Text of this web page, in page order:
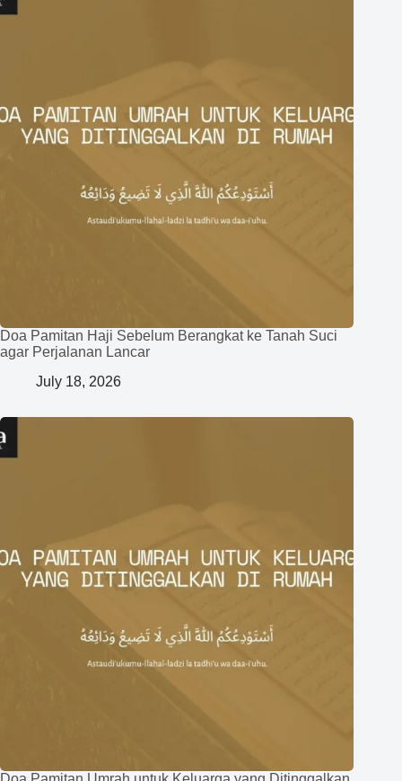
Doa Pamitan Haji Sebelum Berangkat ke Tanah Suci
agar Perjalanan Lancar
July 18, 2026